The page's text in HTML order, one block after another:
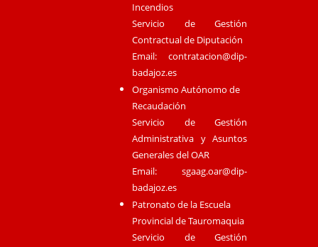
Incendios
Servicio de Gestión
Contractual de Diputación
Email:contratacion@dip-
badajoz.es
Organismo Autónomo de
Recaudación
Servicio de Gestión
Administrativa y Asuntos
Generales del OAR
Email:sgaag.oar@dip-
badajoz.es
Patronato de la Escuela
Provincial de Tauromaquia
Servicio de Gestión